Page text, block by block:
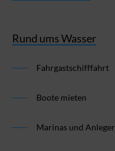
Rund ums Wasser
Fahrgastschifffahrt
Boote mieten
Marinas und Anleger